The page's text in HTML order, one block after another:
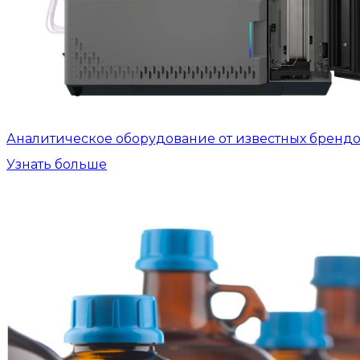
Аналитическое оборудование от известных
Узнать больше